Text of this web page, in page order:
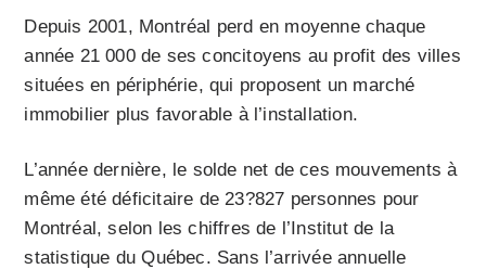
Depuis 2001, Montréal perd en moyenne chaque
année 21 000 de ses concitoyens au profit des villes
situées en périphérie, qui proposent un marché
immobilier plus favorable à l’installation.
L’année dernière, le solde net de ces mouvements à
même été déficitaire de 23?827 personnes pour
Mon­tréal, selon les chiffres de l’Institut de la
statistique du Québec. Sans l’arrivée annuelle